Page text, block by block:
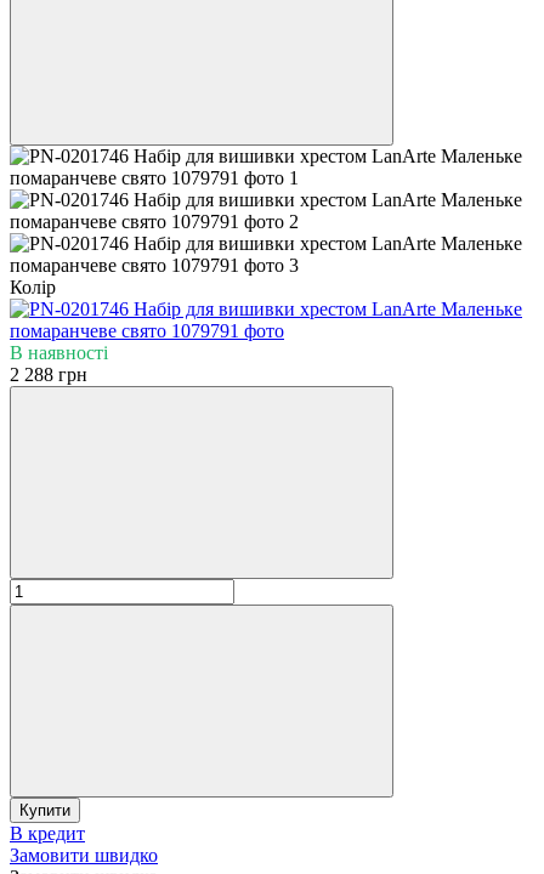
Колір
В наявності
2 288 грн
Купити
В кредит
Замовити швидко